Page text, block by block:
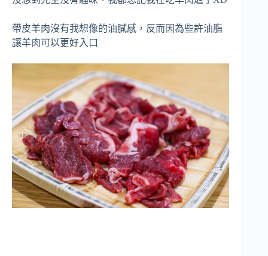
帶皮羊肉沒有我想像的油膩感，反而因為些許油脂
讓羊肉可以更好入口